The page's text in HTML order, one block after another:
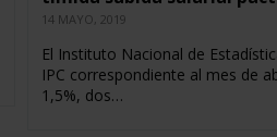
14 MAYO, 2019
El Instituto Nacional de
IPC correspondiente al mes de
1,5%, dos…